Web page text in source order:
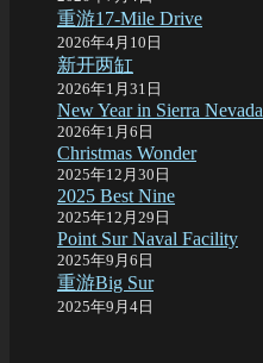
重游17-Mile Drive
2026年4月10日
新开两缸
2026年1月31日
New Year in Sierra Nevada
2026年1月6日
Christmas Wonder
2025年12月30日
2025 Best Nine
2025年12月29日
Point Sur Naval Facility
2025年9月6日
重游Big Sur
2025年9月4日